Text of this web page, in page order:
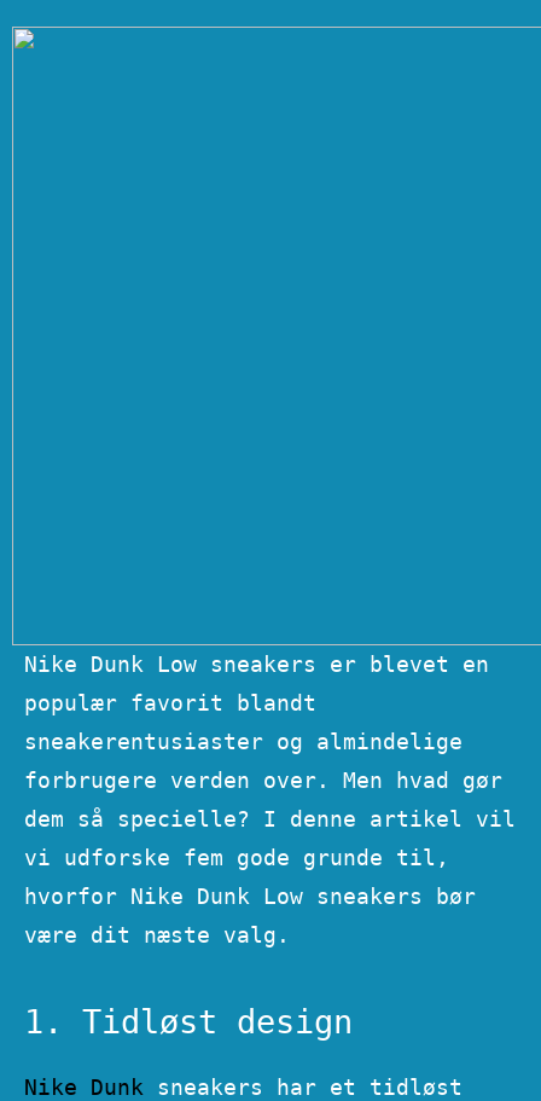
Nike Dunk Low sneakers er blevet en
populær favorit blandt
sneakerentusiaster og almindelige
forbrugere verden over. Men hvad gør
dem så specielle? I denne artikel vil
vi udforske fem gode grunde til,
hvorfor Nike Dunk Low sneakers bør
være dit næste valg.
1. Tidløst design
Nike Dunk sneakers har et tidløst